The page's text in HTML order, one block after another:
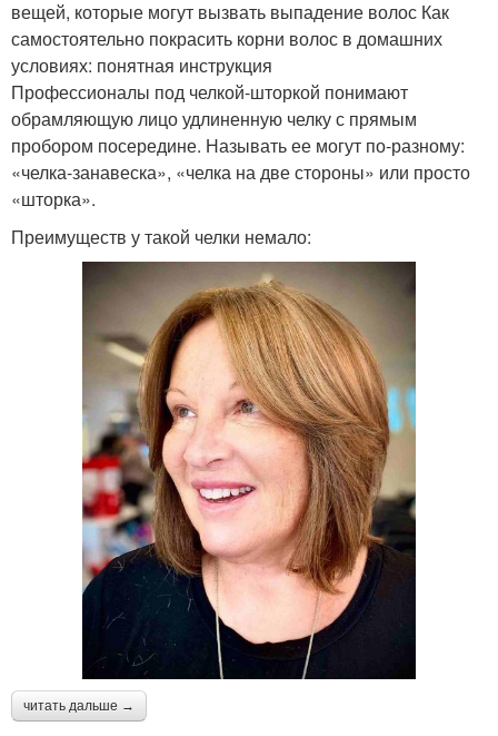
вещей, которые могут вызвать выпадение волос Как
самостоятельно покрасить корни волос в домашних
условиях: понятная инструкция
Профессионалы под челкой-шторкой понимают
обрамляющую лицо удлиненную челку с прямым
пробором посередине. Называть ее могут по-разному:
«челка-занавеска», «челка на две стороны» или просто
«шторка».
Преимуществ у такой челки немало:
читать дальше →